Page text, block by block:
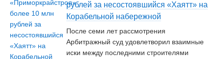
рублей за несостоявшийся «Хаятт» на
Корабельной набережной
После семи лет рассмотрения
Арбитражный суд удовлетворил взаимные
иски между последними строителями